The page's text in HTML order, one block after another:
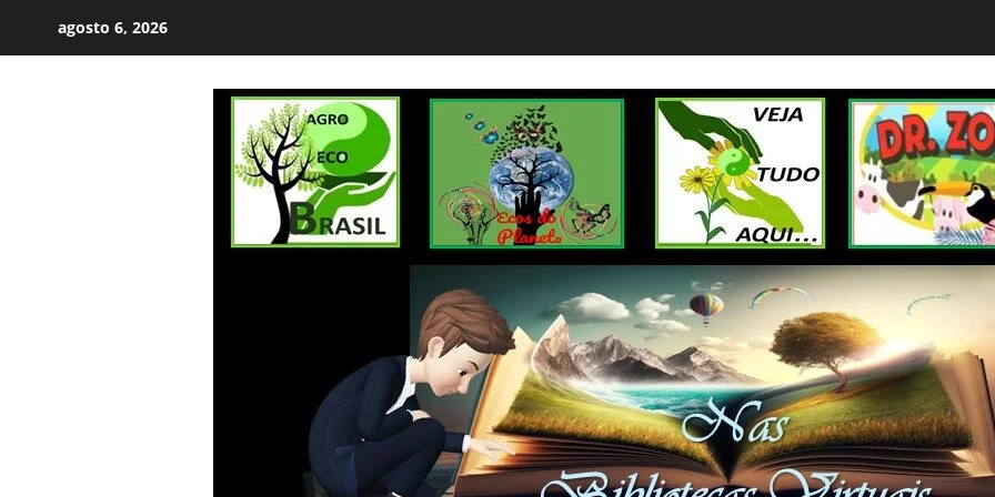
agosto 6, 2026